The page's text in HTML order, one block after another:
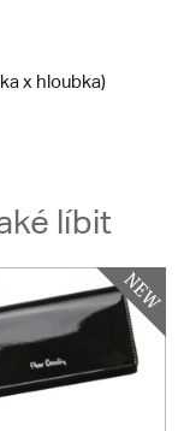
x hloubka)
líbit